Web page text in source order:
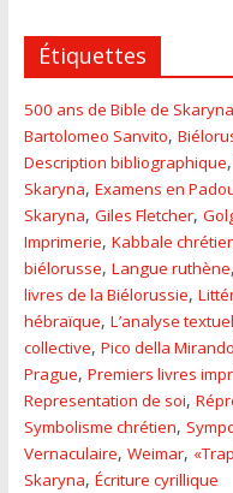
Étiquettes
500 ans de Bible de Skaryna
Bartolomeo Sanvito,
Description bibliographique,
Skaryna, Examens en
Skaryna, Giles Fletcher,
Imprimerie, Kabbale
biélorusse, Langue ruthène,
livres de la Biélorussie,
hébraïque, L’analyse
collective, Pico della
Prague, Premiers livres
Representation de soi,
Symbolisme chrétien,
Vernaculaire, Weimar,
Skaryna, Écriture cyrillique